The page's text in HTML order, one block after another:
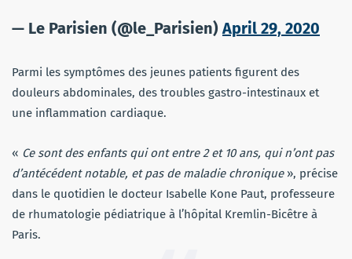
— Le Parisien (@le_Parisien)April 29, 2020
Parmi les symptômes des jeunes patients figurent des
douleurs abdominales, des troubles gastro-intestinaux et
une inflammation cardiaque.
« Ce sont des enfants qui ont entre 2 et 10 ans, qui n’ont pas
d’antécédent notable, et pas de maladie chronique», précise
dans le quotidien le docteur Isabelle Kone Paut, professeure
de rhumatologie pédiatrique à l’hôpital Kremlin-Bicêtre à
Paris.